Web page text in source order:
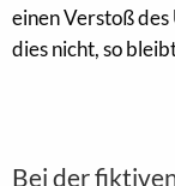
einen Verstoß
dies nicht, so
Bei der